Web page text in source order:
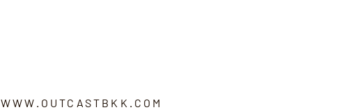
WWW.OUTCASTBKK.COM